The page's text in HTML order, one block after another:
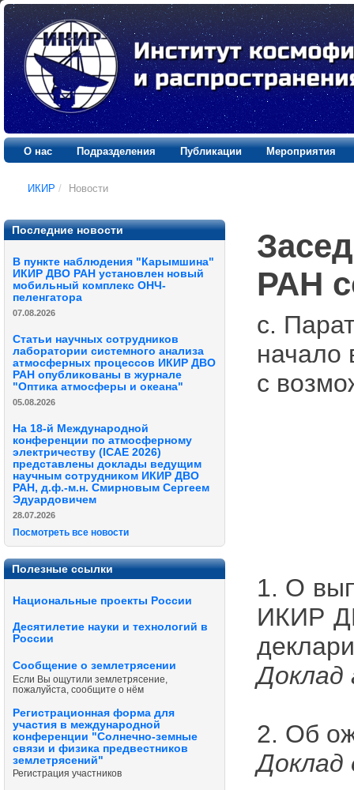
О нас Подразделения Публикации Мероприятия
ИКИР / Новости
Последние новости
В пункте наблюдения "Карымшина"
ИКИР ДВО РАН установлен новый
мобильный комплекс ОНЧ-
пеленгатора
07.08.2026
Статьи научных сотрудников
лаборатории системного анализа
атмосферных процессов ИКИР ДВО
РАН опубликованы в журнале
"Оптика атмосферы и океана"
05.08.2026
На 18-й Международной
конференции по атмосферному
электричеству (ICAE 2026)
представлены доклады ведущим
научным сотрудником ИКИР ДВО
РАН, д.ф.-м.н. Смирновым Сергеем
Эдуардовичем
28.07.2026
Посмотреть все новости
Полезные ссылки
Национальные проекты России
Десятилетие науки и технологий в
России
Сообщение о землетрясении
Если Вы ощутили землетрясение,
пожалуйста, сообщите о нём
Регистрационная форма для
участия в международной
конференции "Солнечно-земные
связи и физика предвестников
землетрясений"
Регистрация участников
РАН
с.
начало
с
1. О
ИКИР
Доклад
2. Об